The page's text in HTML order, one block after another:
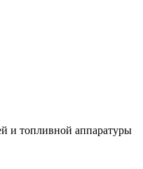
и топливной аппаратуры